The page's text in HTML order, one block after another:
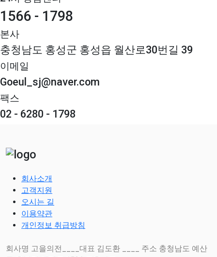
1566 - 1798
본사
충청남도 홍성군 홍성읍 월산로30번길 39
이메일
Goeul_sj@naver.com
팩스
02 - 6280 - 1798
회사소개
고객지원
오시는 길
이용약관
개인정보 취급방침
회사명 고을의전____대표 김도환 ____ 주소 충청남도 예산